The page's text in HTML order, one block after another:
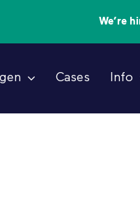
We’re
Cases Info